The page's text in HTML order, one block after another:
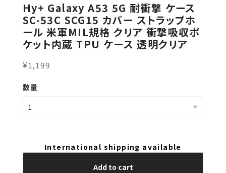
Hy+ Galaxy A53 5G 耐衝撃 ケース
SC-53C SCG15 カバー ストラップホ
ール 米軍MIL規格 クリア 衝撃吸収ポ
ケット内蔵 TPU ケース 透明クリア
¥1,199
数量
International shipping available
Add to cart